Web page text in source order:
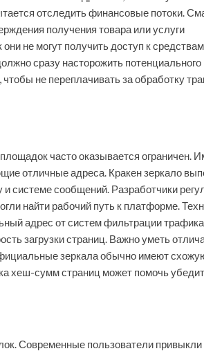
отследить финансовые потоки.
получения товара или услуги
не могут получить доступ к
сразу насторожить потенциального
не переплачивать за обработку
часто оказывается ограничен.
отличные адреса. Кракен зеркало
системе сообщений. Разработчики
найти рабочий путь к платформе.
адрес от систем фильтрации
загрузки страниц. Важно уметь
зеркала обычно имеют
хеш-сумм страниц может помочь
Современные пользователи привыкли